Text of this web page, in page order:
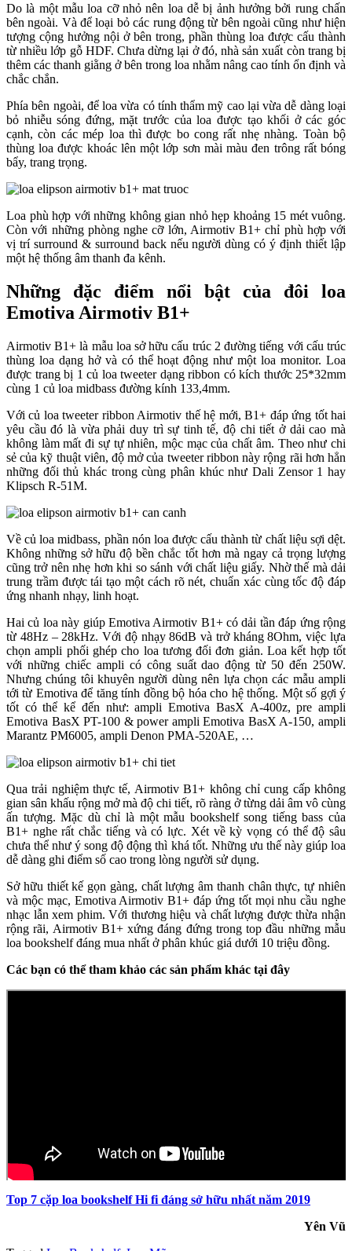
Do là một mẫu loa cỡ nhỏ nên loa dễ bị ảnh hưởng bởi rung chấn
bên ngoài. Và để loại bỏ các rung động từ bên ngoài cũng như hiện
tượng cộng hưởng nội ở bên trong, phần thùng loa được cấu thành
từ nhiều lớp gỗ HDF. Chưa dừng lại ở đó, nhà sản xuất còn trang bị
thêm các thanh giằng ở bên trong loa nhằm nâng cao tính ổn định và
chắc chắn.
Phía bên ngoài, để loa vừa có tính thẩm mỹ cao lại vừa dễ dàng loại
bỏ nhiễu sóng đứng, mặt trước của loa được tạo khối ở các góc
cạnh, còn các mép loa thì được bo cong rất nhẹ nhàng. Toàn bộ
thùng loa được khoác lên một lớp sơn mài màu đen trông rất bóng
bẩy, trang trọng.
Loa phù hợp với những không gian nhỏ hẹp khoảng 15 mét vuông.
Còn với những phòng nghe cỡ lớn, Airmotiv B1+ chỉ phù hợp với
vị trí surround & surround back nếu người dùng có ý định thiết lập
một hệ thống âm thanh đa kênh.
Những đặc điểm nổi bật của đôi loa
Emotiva Airmotiv B1+
Airmotiv B1+ là mẫu loa sở hữu cấu trúc 2 đường tiếng với cấu trúc
thùng loa dạng hở và có thể hoạt động như một loa monitor. Loa
được trang bị 1 củ loa tweeter dạng ribbon có kích thước 25*32mm
cùng 1 củ loa midbass đường kính 133,4mm.
Với củ loa tweeter ribbon Airmotiv thế hệ mới, B1+ đáp ứng tốt hai
yêu cầu đó là vừa phải duy trì sự tinh tế, độ chi tiết ở dải cao mà
không làm mất đi sự tự nhiên, mộc mạc của chất âm. Theo như chi
sẻ của kỹ thuật viên, độ mở của tweeter ribbon này rộng rãi hơn hẳn
những đối thủ khác trong cùng phân khúc như Dali Zensor 1 hay
Klipsch R-51M.
Về củ loa midbass, phần nón loa được cấu thành từ chất liệu sợi dệt.
Không những sở hữu độ bền chắc tốt hơn mà ngay cả trọng lượng
cũng trở nên nhẹ hơn khi so sánh với chất liệu giấy. Nhờ thế mà dải
trung trầm được tái tạo một cách rõ nét, chuẩn xác cùng tốc độ đáp
ứng nhanh nhạy, linh hoạt.
Hai củ loa này giúp Emotiva Airmotiv B1+ có dải tần đáp ứng rộng
từ 48Hz – 28kHz. Với độ nhạy 86dB và trở kháng 8Ohm, việc lựa
chọn ampli phối ghép cho loa tương đối đơn giản. Loa kết hợp tốt
với những chiếc ampli có công suất dao động từ 50 đến 250W.
Nhưng chúng tôi khuyên người dùng nên lựa chọn các mẫu ampli
tới từ Emotiva để tăng tính đồng bộ hóa cho hệ thống. Một số gợi ý
tốt có thể kể đến như: ampli Emotiva BasX A-400z, pre ampli
Emotiva BasX PT-100 & power ampli Emotiva BasX A-150, ampli
Marantz PM6005, ampli Denon PMA-520AE, …
Qua trải nghiệm thực tế, Airmotiv B1+ không chỉ cung cấp không
gian sân khấu rộng mở mà độ chi tiết, rõ ràng ở từng dải âm vô cùng
ấn tượng. Mặc dù chỉ là một mẫu bookshelf song tiếng bass của
B1+ nghe rất chắc tiếng và có lực. Xét về kỳ vọng có thể độ sâu
chưa thể như ý song độ động thì khá tốt. Những ưu thế này giúp loa
dễ dàng ghi điểm số cao trong lòng người sử dụng.
Sở hữu thiết kế gọn gàng, chất lượng âm thanh chân thực, tự nhiên
và mộc mạc, Emotiva Airmotiv B1+ đáp ứng tốt mọi nhu cầu nghe
nhạc lẫn xem phim. Với thương hiệu và chất lượng được thừa nhận
rộng rãi, Airmotiv B1+ xứng đáng đứng trong top đầu những mẫu
loa bookshelf đáng mua nhất ở phân khúc giá dưới 10 triệu đồng.
Các bạn có thể tham khảo các sản phẩm khác tại đây
Top 7 cặp loa bookshelf Hi fi đáng sở hữu nhất năm 2019
Yên Vũ